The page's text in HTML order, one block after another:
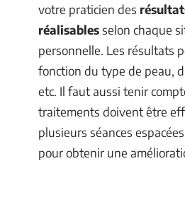
votre praticien des
réalisablesselon chaque
personnelle. Les résultats
fonction du type de peau,
etc. Il faut aussi tenir
traitements doivent être
plusieurs séances
pour obtenir une